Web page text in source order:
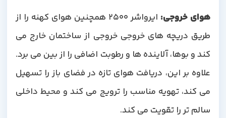
هوای خروجی:
ایرواشر 2500 همچنین هوای کهنه را از
طریق دریچه های خروجی خروجی از ساختمان خارج می
کند و بوها، آلاینده ها و رطوبت اضافی را از بین می برد.
علاوه بر این، دریافت هوای تازه در فضای باز را تسهیل
می کند، تهویه مناسب را ترویج می کند و محیط داخلی
سالم تر را تقویت می کند.